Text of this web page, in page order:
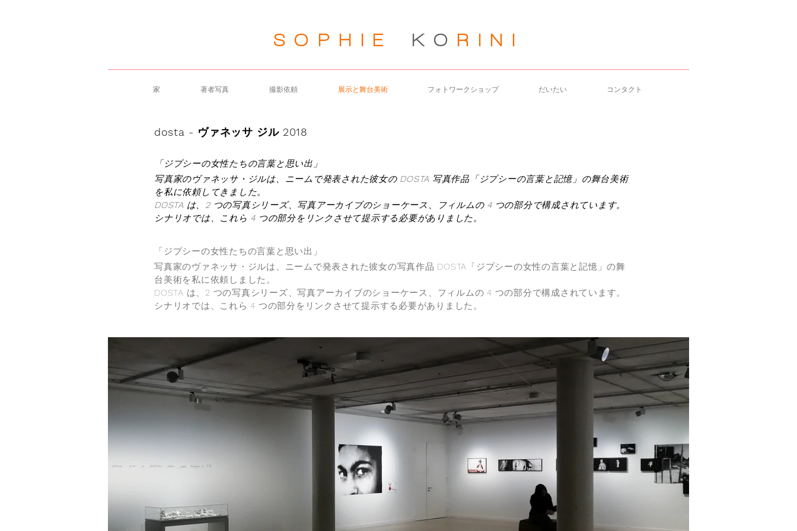
SOPHIE KO RIN I
家 著者写真 撮影依頼 展示と舞台美術 フォトワークショップ だいたい コンタクト
dosta - ヴァネッサ ジル 2018
「ジプシーの女性たちの言葉と思い出」
写真家のヴァネッサ・ジルは、ニームで発表された彼女の DOSTA 写真作品「ジプシーの言葉と記憶」の舞台美術
を私に依頼してきました。
DOSTA は、2 つの写真シリーズ、写真アーカイブのショーケース、フィルムの 4 つの部分で構成されています。
シナリオでは、これら 4 つの部分をリンクさせて提示する必要がありました。
「ジプシーの女性たちの言葉と思い出」
写真家のヴァネッサ・ジルは、ニームで発表された彼女の写真作品 DOSTA「ジプシーの女性の言葉と記憶」の舞
台美術を私に依頼しました。
DOSTA は、2 つの写真シリーズ、写真アーカイブのショーケース、フィルムの 4 つの部分で構成されています。
シナリオでは、これら 4 つの部分をリンクさせて提示する必要がありました。